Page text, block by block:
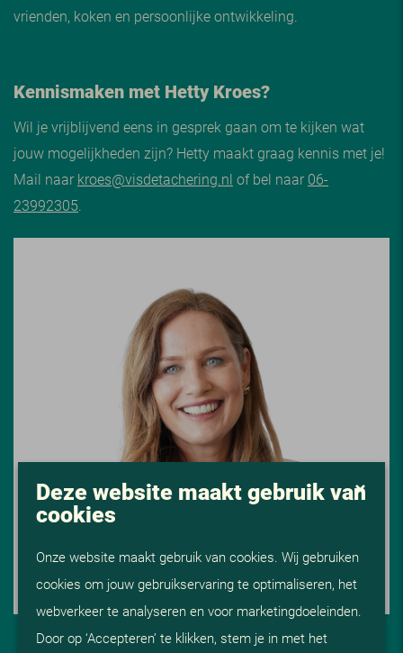
vrienden, koken en persoonlijke ontwikkeling.
Kennismaken met Hetty Kroes?
Wil je vrijblijvend eens in gesprek gaan om te kijken wat
jouw mogelijkheden zijn? Hetty maakt graag kennis met je!
Mail naar kroes@visdetachering.nl of bel naar 06-
23992305.
Deze website maakt gebruik van
cookies
Onze website maakt gebruik van cookies. Wij gebruiken
cookies om jouw gebruikservaring te optimaliseren, het
webverkeer te analyseren en voor marketingdoeleinden.
Door op ‘Accepteren’ te klikken, stem je in met het